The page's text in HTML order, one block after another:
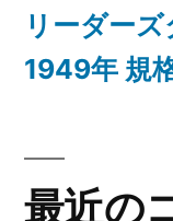
リーダー
1949年 規
最近の